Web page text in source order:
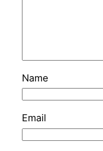
Name
Email